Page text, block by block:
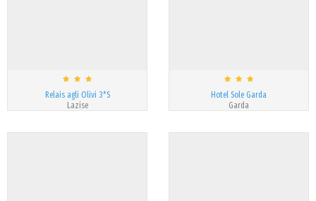
Relais agli Olivi 3*S
Lazise
Hotel Sole Garda
Garda